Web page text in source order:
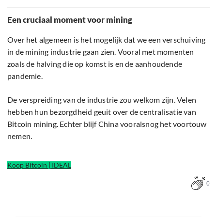
Een cruciaal moment voor mining
Over het algemeen is het mogelijk dat we een verschuiving
in de mining industrie gaan zien. Vooral met momenten
zoals de halving die op komst is en de aanhoudende
pandemie.
De verspreiding van de industrie zou welkom zijn. Velen
hebben hun bezorgdheid geuit over de centralisatie van
Bitcoin mining. Echter blijf China vooralsnog het voortouw
nemen.
Koop Bitcoin | IDEAL
0